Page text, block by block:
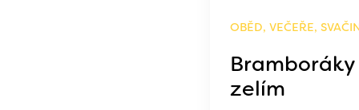
OBĚD, VEČEŘE,
zelím